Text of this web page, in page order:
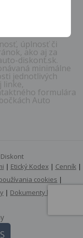
bez
alebo odstrániť
stránok či
úplnosť či
ako aj za
diskont.sk.
minimálne
jednotlivých
linke,
formulára
Auto
Diskont
| Etický Kodex | Cenník |
cookies |
| Dokumenty k stiahnutiu